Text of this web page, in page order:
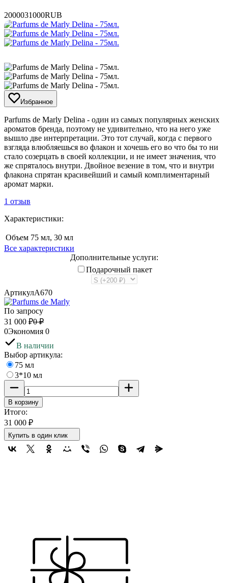
2000031000RUB
Избранное
​Parfums de Marly Delina - один из самых популярных женских
ароматов бренда, поэтому не удивительно, что на него уже
вышло две интерпретации. Это тот случай, когда с первого
взгляда влюбляешься во флакон и хочешь его во что бы то ни
стало созерцать в своей коллекции, и не имеет значения, что
же спряталось внутри. Двойное везение в том, что и внутри
флакона спрятан красивейший и самый комплиментарный
аромат марки.
1 отзыв
Характеристики:
Объем 75 мл, 30 мл
Все характеристики
Дополнительные услуги:
Подарочный пакет
АртикулА670
По запросу
31 000 ₽0 ₽
0Экономия 0
В наличии
Выбор артикула:
75 мл
3*10 мл
В корзину
Итого:
31 000 ₽
Купить в один клик